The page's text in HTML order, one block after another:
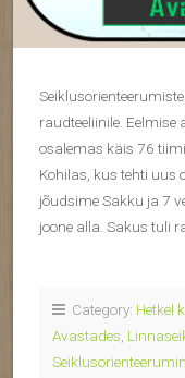
raudteeliinile.
osalemas käis 76
Kohilas, kus tehti uus
jõudsime Sakku ja 7
joone alla. Sakus tuli
Category: Hetkel
Avastades